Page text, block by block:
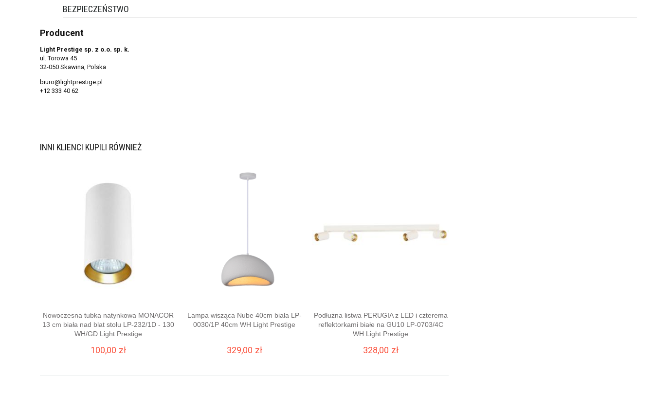
BEZPIECZEŃSTWO
Producent
Light Prestige sp. z o.o. sp. k.
ul. Torowa 45
32-050 Skawina, Polska
biuro@lightprestige.pl
+12 333 40 62
INNI KLIENCI KUPILI RÓWNIEŻ
Nowoczesna tubka natynkowa MONACOR
13 cm biała nad blat stołu LP-232/1D - 130
WH/GD Light Prestige
100,00 zł
Lampa wisząca Nube 40cm biała LP-
0030/1P 40cm WH Light Prestige
329,00 zł
Podłużna listwa PERUGIA z LED i czterema
reflektorkami białe na GU10 LP-0703/4C
WH Light Prestige
328,00 zł